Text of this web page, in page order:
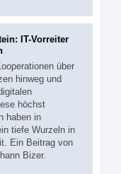
IT-Vorreiter
über
hinweg und
höchst
haben in
tiefe Wurzeln in
Ein Beitrag von
Bizer.